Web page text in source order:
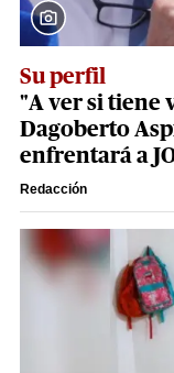
Su perfil
"A ver si tiene
Dagoberto
enfrentará a
Redacción